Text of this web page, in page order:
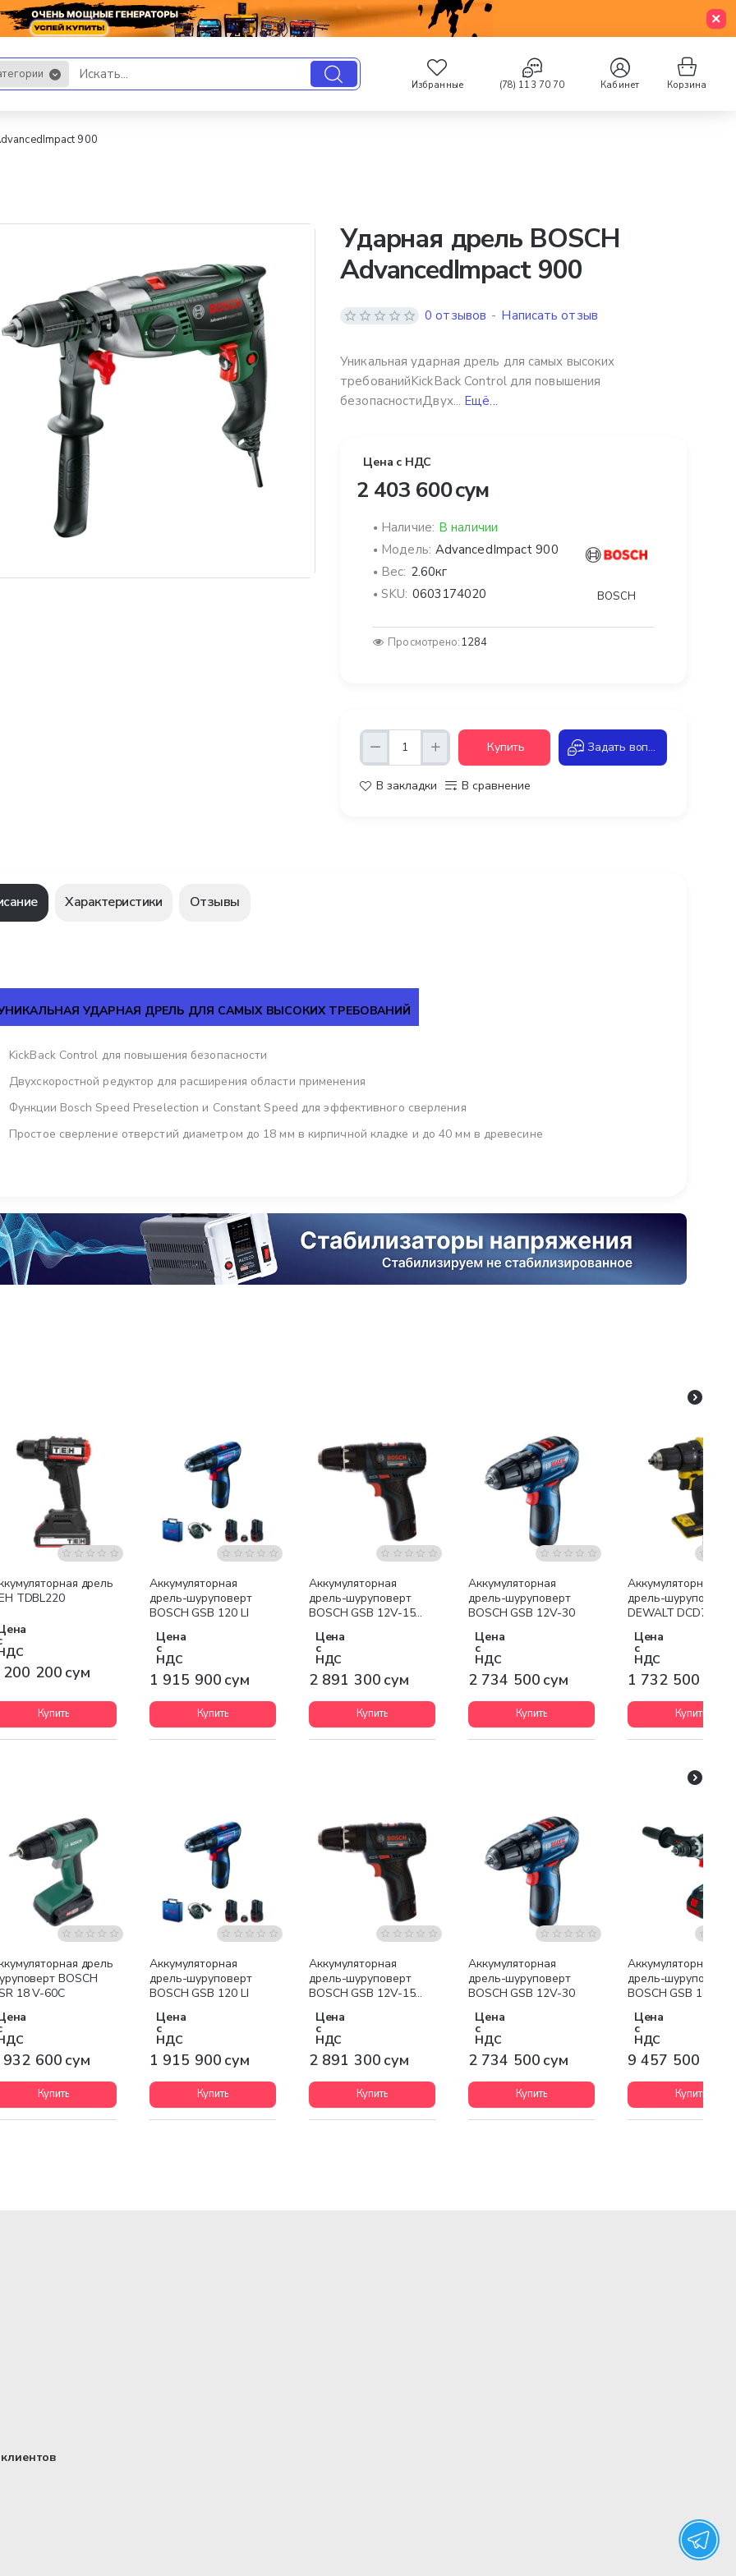
Избранные (78) 113 70 70 Кабинет Корзина
900
Ударная дрель BOSCH
AdvancedImpact 900
Уникальная ударная дрель для самых высоких
требованийKickBack Control для повышения
безопасностиДвух... Ещё...
0 отзывов - Написать отзыв
Цена с НДС
2 403 600 сум
Наличие: В наличии
Модель: AdvancedImpact 900
Вес: 2.60кг
SKU: 0603174020 BOSCH
Просмотрено:1284
Купить Задать вопрос
В закладки В сравнение
Характеристики Отзывы
УДАРНАЯ ДРЕЛЬ ДЛЯ САМЫХ ВЫСОКИХ ТРЕБОВАНИЙ
KickBack Control для повышения безопасности
Двухскоростной редуктор для расширения области применения
Функции Bosch Speed Preselection и Constant Speed для эффективного сверления
Простое сверление отверстий диаметром до 18 мм в кирпичной кладке и до 40 мм в древесине
дрель
TDBL220
200 сум
Купить
Аккумуляторная
дрель-шуруповерт
BOSCH GSB 120 LI
Цена
с
НДС
1 915 900 сум
Купить
Аккумуляторная
дрель-шуруповерт
BOSCH GSB 12V-15
Цена
с
НДС
2 891 300 сум
Купить
Аккумуляторная
дрель-шуруповерт
BOSCH GSB 12V-30
Цена
с
НДС
2 734 500 сум
Купить
Аккумуляторная
дрель-шуруповерт
DEWALT DCD708N
Цена
с
НДС
1 732 500 сум
Купить
дрель
BOSCH
18 V-60С
600 сум
Купить
Аккумуляторная
дрель-шуруповерт
BOSCH GSB 120 LI
Цена
с
НДС
1 915 900 сум
Купить
Аккумуляторная
дрель-шуруповерт
BOSCH GSB 12V-15
Цена
с
НДС
2 891 300 сум
Купить
Аккумуляторная
дрель-шуруповерт
BOSCH GSB 12V-30
Цена
с
НДС
2 734 500 сум
Купить
Аккумуляторная
дрель-шуруповерт
BOSCH GSB 18V-
1840)
Цена
с
НДС
9 457 500 сум
Купить